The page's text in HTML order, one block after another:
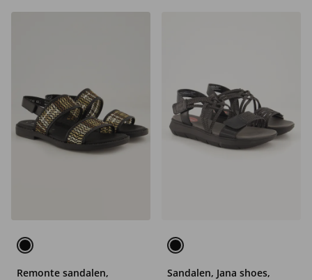
Remonte sandalen,
Sandalen, Jana shoes,